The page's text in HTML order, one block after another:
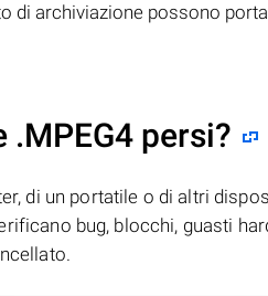
di archiviazione possono
persi?
di un portatile o di altri
bug, blocchi, guasti